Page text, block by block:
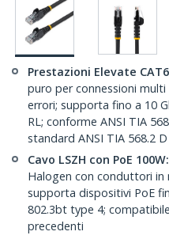
Prestazioni Elevate CAT6
puro per connessioni
errori; supporta fino a 10
RL; conforme ANSI TIA
standard ANSI TIA 568.2 D
Cavo LSZH con PoE 100W:
Halogen con conduttori in
supporta dispositivi PoE
802.3bt type 4;
precedenti